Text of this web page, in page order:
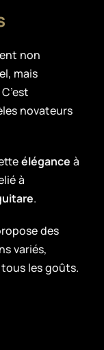
non
mais
novateurs
élégance à
à
.
des
variés,
les goûts.